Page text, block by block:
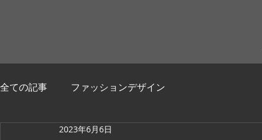
全ての記事 ファッションデザイン
2023年6月6日